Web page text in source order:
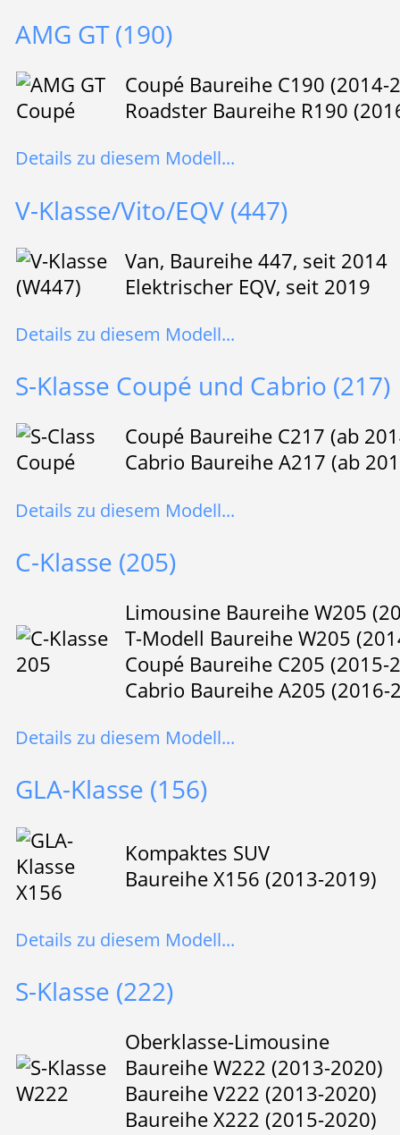
AMG GT (190)
Coupé Baureihe C190 (2014-
Roadster Baureihe R190
Details zu diesem Modell...
V-Klasse/Vito/EQV (447)
Van, Baureihe 447, seit 2014
Elektrischer EQV, seit 2019
Details zu diesem Modell...
S-Klasse Coupé und Cabrio (217)
Coupé Baureihe C217 (ab
Cabrio Baureihe A217 (ab
Details zu diesem Modell...
C-Klasse (205)
Limousine Baureihe W205
T-Modell Baureihe W205
Coupé Baureihe C205 (2015-
Cabrio Baureihe A205 (2016-
Details zu diesem Modell...
GLA-Klasse (156)
Kompaktes SUV
Baureihe X156 (2013-2019)
Details zu diesem Modell...
S-Klasse (222)
Oberklasse-Limousine
Baureihe W222 (2013-2020)
Baureihe V222 (2013-2020)
Baureihe X222 (2015-2020)